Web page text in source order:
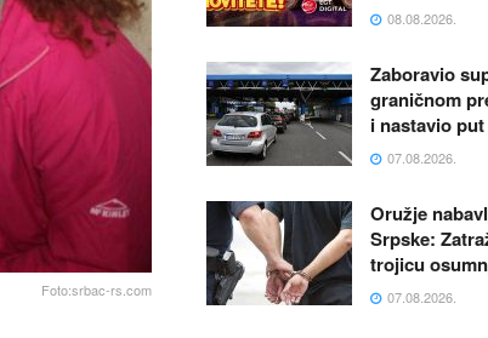
Foto:srbac-rs.com
08.08.2026.
Zaboravio
graničnom
i nastavio
07.08.2026.
Oružje
Srpske:
trojicu
07.08.2026.